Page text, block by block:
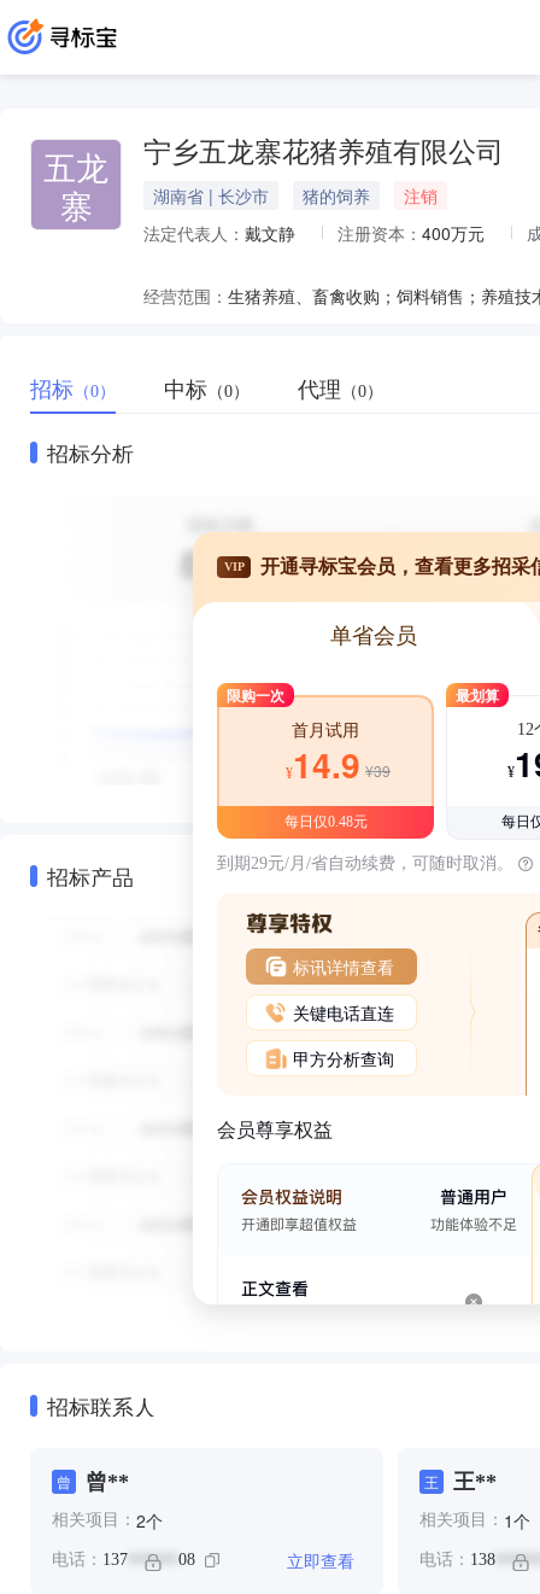
五龙
寨
宁乡五龙寨花猪养殖有限公司
湖南省 | 长沙市 猪的饲养
注销
法定代表人： 戴文静 注册资本： 400万元
经营范围：
招标 （0） 中标 （0） 代理 （0）
招标分析
招标产品
VIP 开通寻标宝会员，查看更多招采
单省会员
限购一次
首月试用
¥14.9 ¥39
每日仅0.48元
最划算
12
¥
每日
到期29元/月/省自动续费，可随时取消。
标讯详情查看
关键电话直连
甲方分析查询
会员尊享权益
招标联系人
曾 曾**
相关项目： 2个
电话： 137 ****** 08 立即查看
王 王**
相关项目： 1个
电话： 138